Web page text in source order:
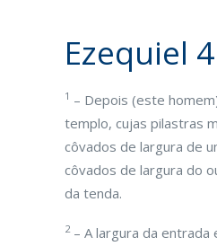
Ezequiel
1 – Depois (este
templo, cujas pilastras
côvados de largura de
côvados de largura do
da tenda.
2– A largura da entrada